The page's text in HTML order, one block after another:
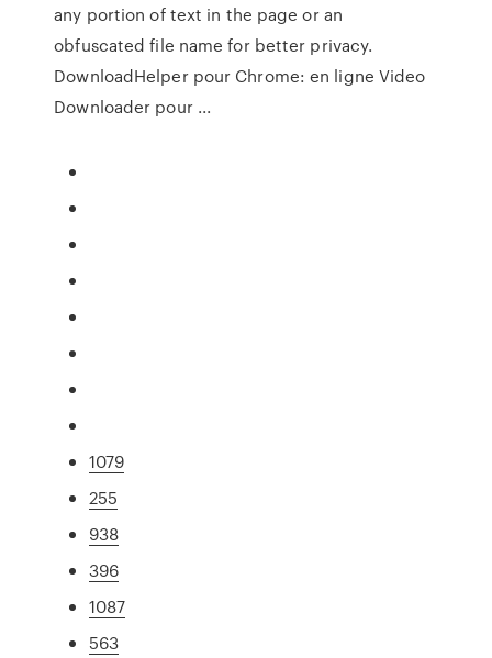
any portion of text in the page or an
obfuscated file name for better privacy.
DownloadHelper pour Chrome: en ligne Video
Downloader pour ...
1079
255
938
396
1087
563